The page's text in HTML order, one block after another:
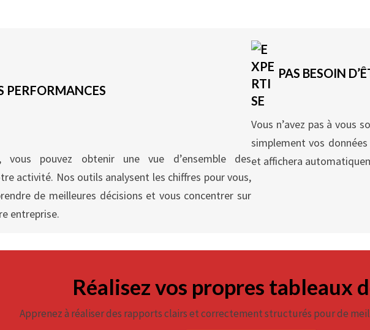
PERFORMANCES
vous pouvez obtenir une vue d’ensemble des
activité. Nos outils analysent les chiffres pour vous,
de meilleures décisions et vous concentrer sur
entreprise.
PAS BESOIN
Vous n’avez pas à vous
simplement vos
et affichera
Réalisez vos propres tableaux
Apprenez à réaliser des rapports clairs et correctement structurés pour de